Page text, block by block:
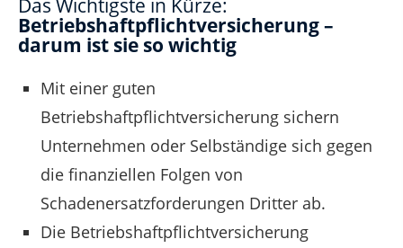
Betriebshaftpflichtversicherung –
darum ist sie so wichtig
Mit einer guten
Betriebshaftpflichtversicherung sichern
Unternehmen oder Selbständige sich gegen
die finanziellen Folgen von
Schadenersatzforderungen Dritter ab.
Die Betriebshaftpflichtversicherung